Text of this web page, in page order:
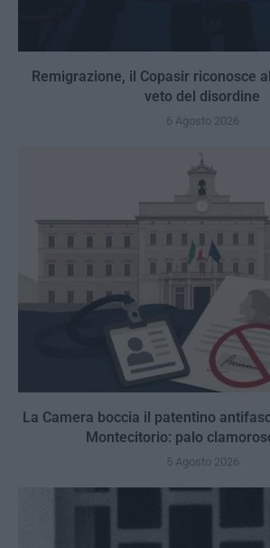
Remigrazione, il Copasir riconosce
veto del disordine
6 Agosto 2026
La Camera boccia il patentino
Montecitorio: palo
5 Agosto 2026